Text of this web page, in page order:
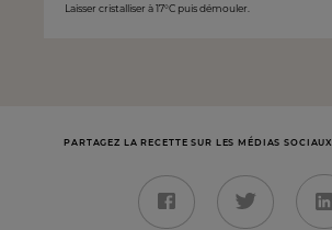
Laisser cristalliser à 17°C puis démouler.
PARTAGEZ LA RECETTE SUR LES MÉDIAS SOCIAUX